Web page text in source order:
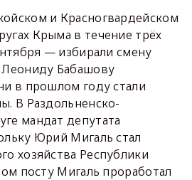
и Красногвардейском
Крыма в течение трёх
— избирали смену
Бабашову
в прошлом году стали
В Раздольненско-
мандат депутата
Юрий Мигаль стал
хозяйства Республики
посту Мигаль проработал